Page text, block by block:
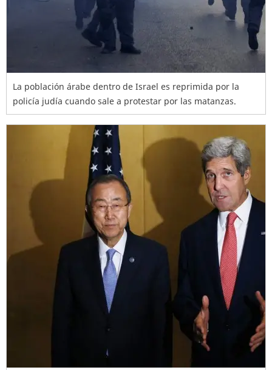
La población árabe dentro de Israel es reprimida por la
policía judía cuando sale a protestar por las matanzas.